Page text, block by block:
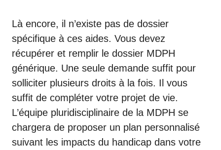
Là encore, il n’existe pas de dossier
spécifique à ces aides. Vous devez
récupérer et remplir le dossier MDPH
générique. Une seule demande suffit pour
solliciter plusieurs droits à la fois. Il vous
suffit de compléter votre projet de vie.
L’équipe pluridisciplinaire de la MDPH se
chargera de proposer un plan personnalisé
suivant les impacts du handicap dans votre